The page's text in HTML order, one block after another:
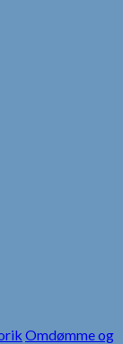
Omdømme og